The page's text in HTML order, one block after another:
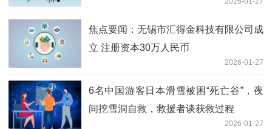
焦点要闻：无锡市汇得金科技有限公司成
立 注册资本30万人民币
2026-01-27
6名中国游客日本滑雪被困“死亡谷”，夜
间挖雪洞自救，救援者谈获救过程
2026-01-27